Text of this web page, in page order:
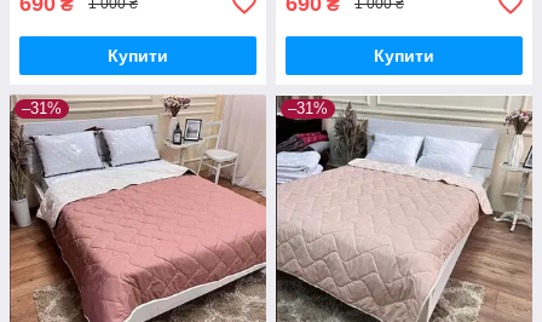
1 000 ₴
Купити
1 000 ₴
Купити
–31% –31%